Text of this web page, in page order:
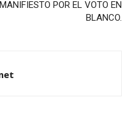
MANIFIESTO POR EL VOTO EN
BLANCO.